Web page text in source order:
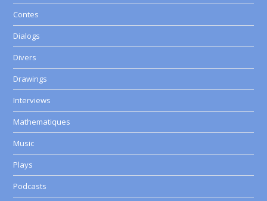
Contes
Dialogs
Divers
Drawings
Interviews
Mathematiques
Music
Plays
Podcasts